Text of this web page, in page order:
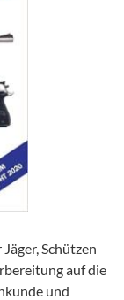
Schützen
auf die
und